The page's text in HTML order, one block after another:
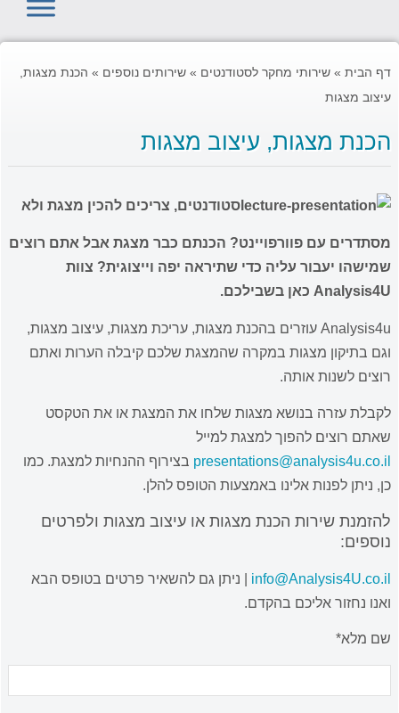
דף הבית » שירותי מחקר לסטודנטים » שירותים נוספים » הכנת מצגות,
עיצוב מצגות
הכנת מצגות, עיצוב מצגות
סטודנטים, צריכים להכין מצגת ולא
מסתדרים עם פוורפויינט? הכנתם כבר מצגת אבל אתם רוצים
שמישהו יעבור עליה כדי שתיראה יפה וייצוגית? צוות
Analysis4U כאן בשבילכם.
Analysis4u עוזרים בהכנת מצגות, עריכת מצגות, עיצוב מצגות,
וגם בתיקון מצגות במקרה שהמצגת שלכם קיבלה הערות ואתם
רוצים לשנות אותה.
לקבלת עזרה בנושא מצגות שלחו את המצגת או את הטקסט
שאתם רוצים להפוך למצגת למייל
presentations@analysis4u.co.il בצירוף ההנחיות למצגת. כמו
כן, ניתן לפנות אלינו באמצעות הטופס להלן.
להזמנת שירות הכנת מצגות או עיצוב מצגות ולפרטים
נוספים:
info@Analysis4U.co.il | ניתן גם להשאיר פרטים בטופס הבא
ואנו נחזור אליכם בהקדם.
שם מלא*